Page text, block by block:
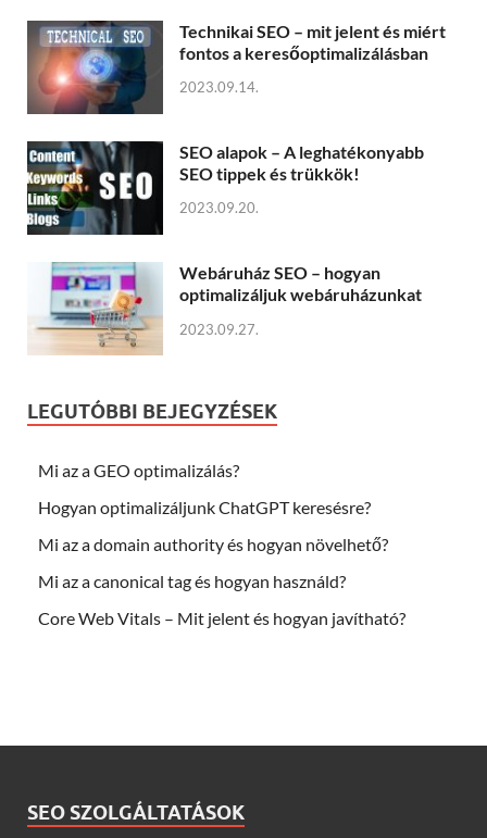
Technikai SEO – mit jelent és miért
fontos a keresőoptimalizálásban
2023.09.14.
SEO alapok – A leghatékonyabb
SEO tippek és trükkök!
2023.09.20.
Webáruház SEO – hogyan
optimalizáljuk webáruházunkat
2023.09.27.
LEGUTÓBBI BEJEGYZÉSEK
Mi az a GEO optimalizálás?
Hogyan optimalizáljunk ChatGPT keresésre?
Mi az a domain authority és hogyan növelhető?
Mi az a canonical tag és hogyan használd?
Core Web Vitals – Mit jelent és hogyan javítható?
SEO SZOLGÁLTATÁSOK